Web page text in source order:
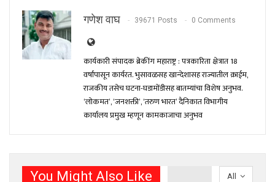
गणेश वाघ 39671 Posts 0 Comments
कार्यकारी संपादक ब्रेकींग महाराष्ट्र : पत्रकारिता क्षेत्रात 18
वर्षांपासून कार्यरत. भुसावळसह खान्देशासह राज्यातील क्राईम,
राजकीय तसेच घटना-घडामोंडीसह बातम्यांचा विशेष अनुभव.
‘लोकमत’, ‘जनशक्ती’, ‘तरुण भारत’ दैनिकात विभागीय
कार्यालय प्रमुख म्हणून कामकाजाचा अनुभव
All
You Might Also Like